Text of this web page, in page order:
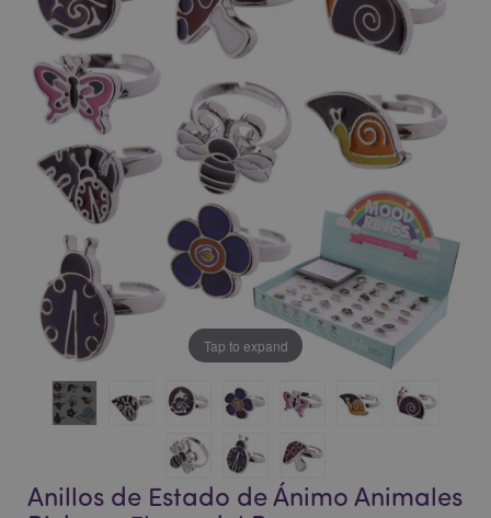
de
galería
de
imágenes
de
galería
de
imágenes
Tap to expand
Anillos de Estado de Ánimo Animales